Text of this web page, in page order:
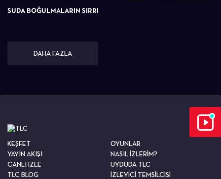
SUDA BOĞULMALARIN SIRRI
DAHA FAZLA
KEŞFET
YAYIN AKIŞI
CANLI İZLE
TLC BLOG
OYUNLAR
NASIL İZLERİM?
UYDUDA TLC
İZLEYİCİ TEMSİLCİSİ